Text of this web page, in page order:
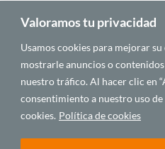
Valoramos tu privacidad
Usamos cookies para mejorar
mostrarle anuncios o
nuestro tráfico. Al hacer clic en
consentimiento a nuestro uso de
cookies. Política de cookies
Blog
Quiénes somos